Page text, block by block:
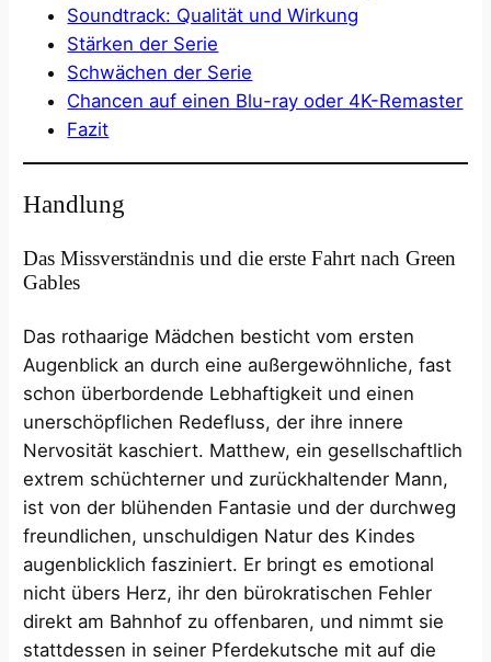
Soundtrack: Qualität und Wirkung
Stärken der Serie
Schwächen der Serie
Chancen auf einen Blu-ray oder 4K-Remaster
Fazit
Handlung
Das Missverständnis und die erste Fahrt nach Green
Gables
Das rothaarige Mädchen besticht vom ersten
Augenblick an durch eine außergewöhnliche, fast
schon überbordende Lebhaftigkeit und einen
unerschöpflichen Redefluss, der ihre innere
Nervosität kaschiert. Matthew, ein gesellschaftlich
extrem schüchterner und zurückhaltender Mann,
ist von der blühenden Fantasie und der durchweg
freundlichen, unschuldigen Natur des Kindes
augenblicklich fasziniert. Er bringt es emotional
nicht übers Herz, ihr den bürokratischen Fehler
direkt am Bahnhof zu offenbaren, und nimmt sie
stattdessen in seiner Pferdekutsche mit auf die